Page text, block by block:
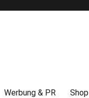
Werbung & PR Shop